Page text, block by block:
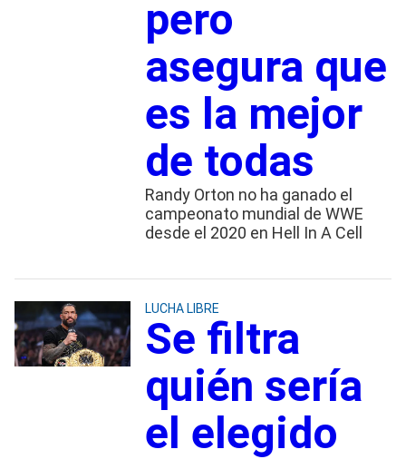
pero
asegura que
es la mejor
de todas
Randy Orton no ha ganado el
campeonato mundial de WWE
desde el 2020 en Hell In A Cell
LUCHA LIBRE
Se filtra
quién sería
el elegido